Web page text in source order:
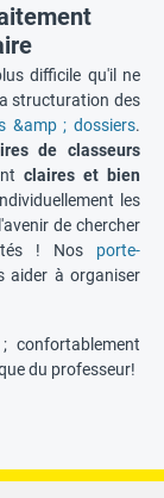
difficile qu'il ne
structuration des
&amp ; dossiers.
de classeurs
claires et bien
les
de chercher
! Nos porte-
aider à organiser
confortablement
du professeur!